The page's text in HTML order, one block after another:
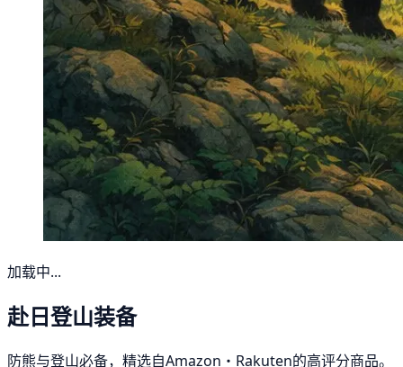
加载中...
赴日登山装备
防熊与登山必备，精选自Amazon・Rakuten的高评分商品。